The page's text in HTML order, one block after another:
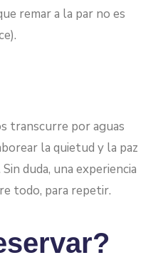
remar a la par no es
transcurre por aguas
la quietud y la paz
duda, una experiencia
todo, para repetir.